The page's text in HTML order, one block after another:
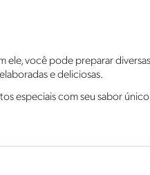
ele, você pode preparar diversas
e deliciosas.
especiais com seu sabor